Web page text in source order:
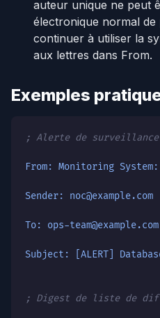
auteur unique ne peut
électronique normal
continuer à utiliser la
aux lettres dans From.
Exemples
; Alerte de surveillance
From: Monitoring
Sender: noc@example.com
To: ops-team@example.com
Subject: [ALERT]
; Digest de liste de